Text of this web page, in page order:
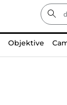
Objektive